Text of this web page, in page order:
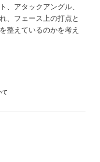
、アタックアングル、
、フェース上の打点と
整えているのかを考え
て